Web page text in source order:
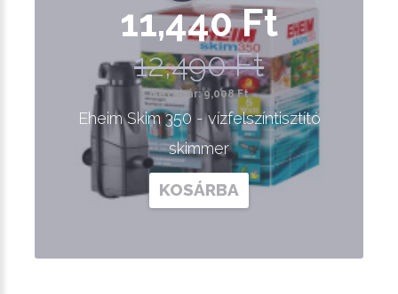
11,440 Ft
12,490 Ft
Nettó ár: 9,008 Ft
Eheim Skim 350 - vízfelszíntisztító
skimmer
KOSÁRBA